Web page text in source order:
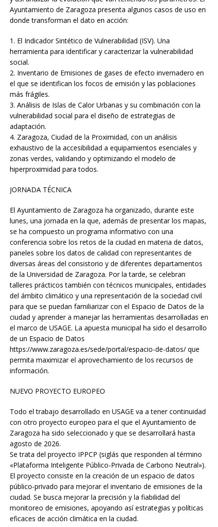
Ayuntamiento de Zaragoza presenta algunos casos de uso en
donde transforman el dato en acción:
1. El Indicador Sintético de Vulnerabilidad (ISV). Una
herramienta para identificar y caracterizar la vulnerabilidad
social.
2. Inventario de Emisiones de gases de efecto invernadero en
el que se identifican los focos de emisión y las poblaciones
más frágiles.
3. Análisis de Islas de Calor Urbanas y su combinación con la
vulnerabilidad social para el diseño de estrategias de
adaptación.
4. Zaragoza, Ciudad de la Proximidad, con un análisis
exhaustivo de la accesibilidad a equipamientos esenciales y
zonas verdes, validando y optimizando el modelo de
hiperproximidad para todos.
JORNADA TÉCNICA
El Ayuntamiento de Zaragoza ha organizado, durante este
lunes, una jornada en la que, además de presentar los mapas,
se ha compuesto un programa informativo con una
conferencia sobre los retos de la ciudad en materia de datos,
paneles sobre los datos de calidad con representantes de
diversas áreas del consistorio y de diferentes departamentos
de la Universidad de Zaragoza. Por la tarde, se celebran
talleres prácticos también con técnicos municipales, entidades
del ámbito climático y una representación de la sociedad civil
para que se puedan familiarizar con el Espacio de Datos de la
ciudad y aprender a manejar las herramientas desarrolladas en
el marco de USAGE. La apuesta municipal ha sido el desarrollo
de un Espacio de Datos
https://www.zaragoza.es/sede/portal/espacio-de-datos/ que
permita maximizar el aprovechamiento de los recursos de
información.
NUEVO PROYECTO EUROPEO
Todo el trabajo desarrollado en USAGE va a tener continuidad
con otro proyecto europeo para el que el Ayuntamiento de
Zaragoza ha sido seleccionado y que se desarrollará hasta
agosto de 2026.
Se trata del proyecto IPPCP (siglás que responden al término
«Plataforma Inteligente Público-Privada de Carbono Neutral»).
El proyecto consiste en la creación de un espacio de datos
público-privado para mejorar el inventario de emisiones de la
ciudad. Se busca mejorar la precisión y la fiabilidad del
monitoreo de emisiones, apoyando así estrategias y políticas
eficaces de acción climática en la ciudad.